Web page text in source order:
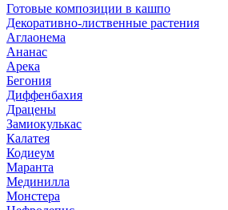
Готовые композиции в кашпо
Декоративно-лиственные растения
Аглаонема
Ананас
Арека
Бегония
Диффенбахия
Драцены
Замиокулькас
Калатея
Кодиеум
Маранта
Мединилла
Монстера